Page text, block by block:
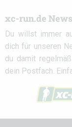
xc-run.de
Du willst immer
dich für unseren
du damit
dein Postfach.